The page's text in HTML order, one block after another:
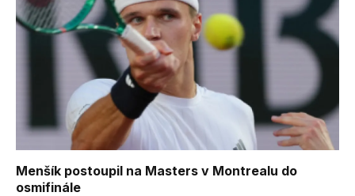
Menšík postoupil na Masters v Montrealu do
osmifinále